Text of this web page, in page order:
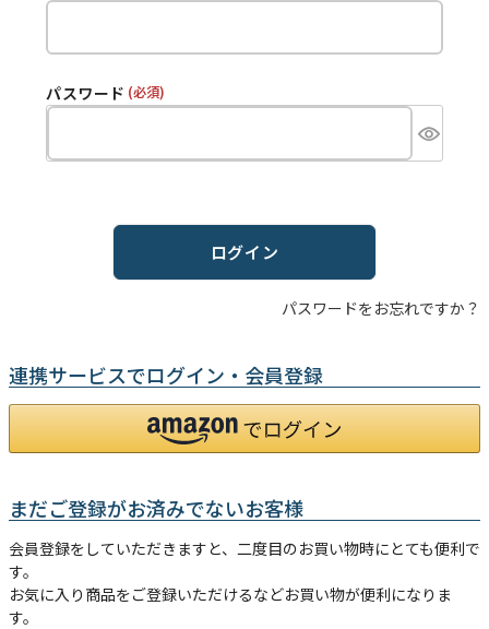
パスワード (必須)
ログイン
パスワードをお忘れですか？
連携サービスでログイン・会員登録
まだご登録がお済みでないお客様
会員登録をしていただきますと、二度目のお買い物時にとても便利で
す。
お気に入り商品をご登録いただけるなどお買い物が便利になりま
す。